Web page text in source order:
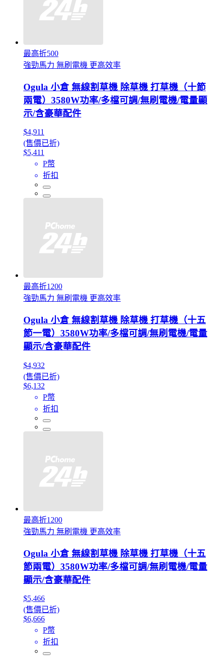
最高折500
強勁馬力 無刷電機 更高效率
Ogula 小倉 無線割草機 除草機 打草機（十節
兩電）3580W功率/多檔可調/無刷電機/電量顯
示/含豪華配件
$4,911
(售價已折)
$5,411
P幣
折扣
最高折1200
強勁馬力 無刷電機 更高效率
Ogula 小倉 無線割草機 除草機 打草機（十五
節一電）3580W功率/多檔可調/無刷電機/電量
顯示/含豪華配件
$4,932
(售價已折)
$6,132
P幣
折扣
最高折1200
強勁馬力 無刷電機 更高效率
Ogula 小倉 無線割草機 除草機 打草機（十五
節兩電）3580W功率/多檔可調/無刷電機/電量
顯示/含豪華配件
$5,466
(售價已折)
$6,666
P幣
折扣